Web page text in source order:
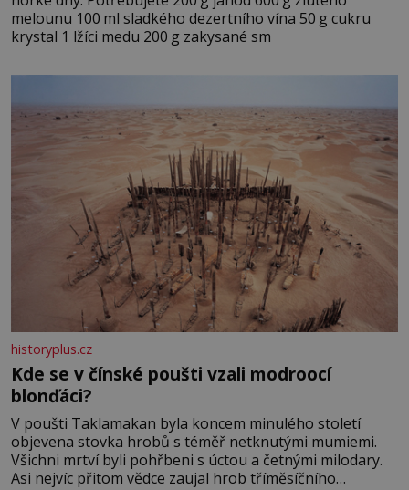
melounu 100 ml sladkého dezertního vína 50 g cukru
krystal 1 lžíci medu 200 g zakysané sm
historyplus.cz
Kde se v čínské poušti vzali modroocí
blonďáci?
V poušti Taklamakan byla koncem minulého století
objevena stovka hrobů s téměř netknutými mumiemi.
Všichni mrtví byli pohřbeni s úctou a četnými milodary.
Asi nejvíc přitom vědce zaujal hrob tříměsíčního